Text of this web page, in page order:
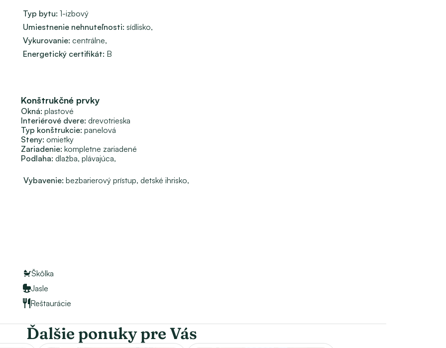
vám veľmi rada pomôže a poradí.
príprave zmlúv, PREPISE ENERGIÍ a aj v prípade
klientom zároveň vie poradiť s prerobením priestoru
a s VÝSTAVBOU RODINNÝCH DOMOV.
uvedené ceny zahŕňajú provízie s kompletným
Typ bytu: 1-izbový
Umiestnenie nehnuteľnosti: sídlisko,
Vykurovanie: centrálne,
Energetický certifikát: B
Konštrukčné prvky
Okná: plastové
Interiérové dvere: drevotrieska
Typ konštrukcie: panelová
Steny: omietky
Zariadenie: kompletne zariadené
Podlaha: dlažba, plávajúca,
Vybavenie: bezbarierový prístup, detské ihrisko,
Škôlka
Jasle
Reštaurácie
Ďalšie ponuky pre Vás